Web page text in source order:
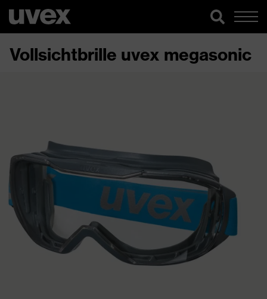
Vollsichtbrille uvex megasonic